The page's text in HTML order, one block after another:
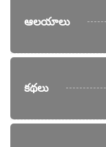
ఆలయాలు
కథలు